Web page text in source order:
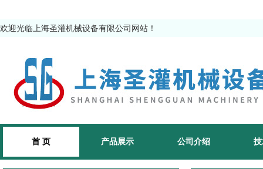
欢迎光临上海圣灌机械设备有限公司网站！
首 页 产品展示 公司介绍